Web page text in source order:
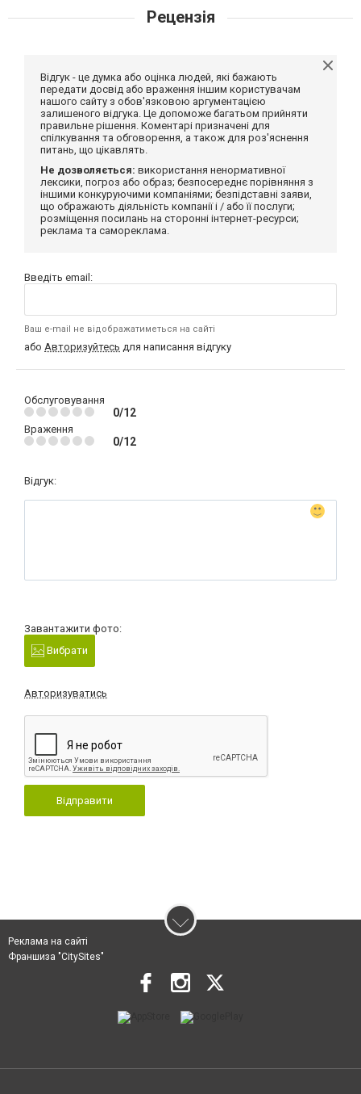
Рецензія
Відгук - це думка або оцінка людей, які бажають
передати досвід або враження іншим користувачам
нашого сайту з обов'язковою аргументацією
залишеного відгука. Це допоможе багатьом прийняти
правильне рішення. Коментарі призначені для
спілкування та обговорення, а також для роз'яснення
питань, що цікавлять.
Не дозволяється: використання ненормативної
лексики, погроз або образ; безпосереднє порівняння з
іншими конкуруючими компаніями; безпідставні заяви,
що ображають діяльність компанії і / або її послуги;
розміщення посилань на сторонні інтернет-ресурси;
реклама та самореклама.
Введіть email:
Ваш e-mail не відображатиметься на сайті
або Авторизуйтесь для написання відгуку
Обслуговування
0/12
Враження
0/12
Відгук:
Завантажити фото:
Вибрати
Авторизуватись
Відправити
Реклама на сайті
Франшиза "CitySites"